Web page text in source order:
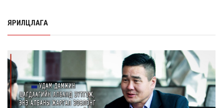
НӨАТ-ын буцаан олголтыг 8 хувь болгох өргөдөлд 14
Г.Дамдинням: Шатахууны үнэ дээр тохиролцох
боломжгүй. Одоогоор олдож байгаа газра...
8 сарын 05, 2026
ЯРИЛЦЛАГА